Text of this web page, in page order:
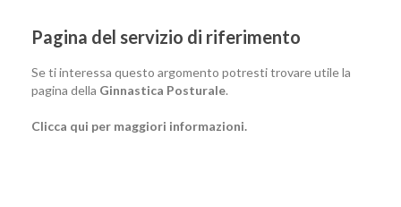
Pagina del servizio di riferimento
Se ti interessa questo argomento potresti trovare utile la
pagina della Ginnastica Posturale.
Clicca qui per maggiori informazioni.